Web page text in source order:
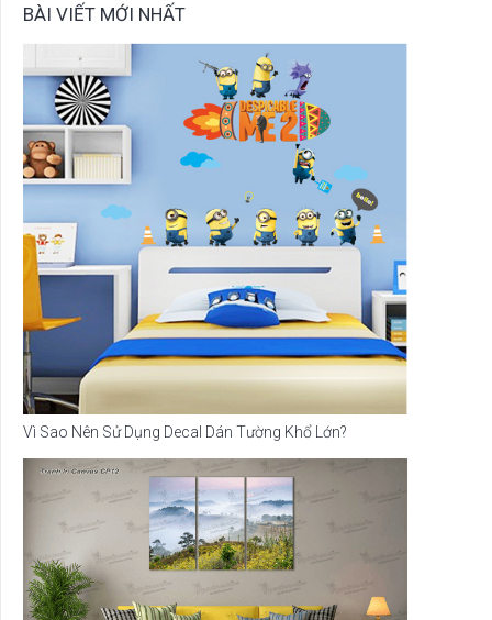
BÀI VIẾT MỚI NHẤT
Vì Sao Nên Sử Dụng Decal Dán Tường Khổ Lớn?